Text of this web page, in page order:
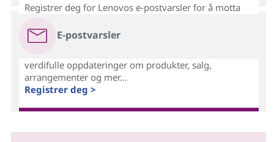
E-postvarsler
Registrer deg for Lenovos e-postvarsler for å motta
verdifulle oppdateringer om produkter, salg,
arrangementer og mer...
Registrer deg >